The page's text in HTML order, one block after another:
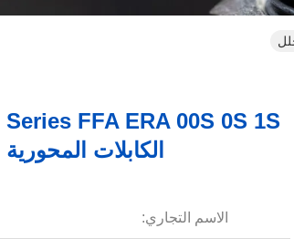
الكابلات
الاسم التجاري: